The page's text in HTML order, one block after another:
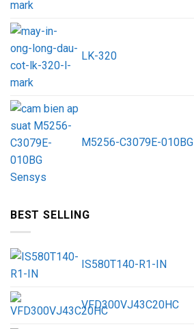
LK-320
M5256-C3079E-010BG
BEST SELLING
IS580T140-R1-IN
VFD300VJ43C20HC